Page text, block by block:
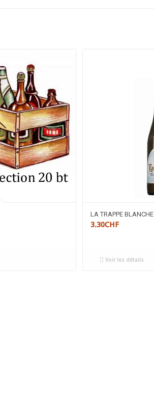
LA TRAPPE BLANCHE
3.30CHF
Voir les détails